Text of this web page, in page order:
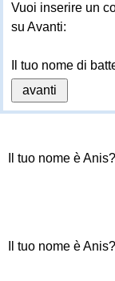
Vuoi inserire un
su Avanti:
Il tuo nome di
Il tuo nome è Anis?
Il tuo nome è Anis?